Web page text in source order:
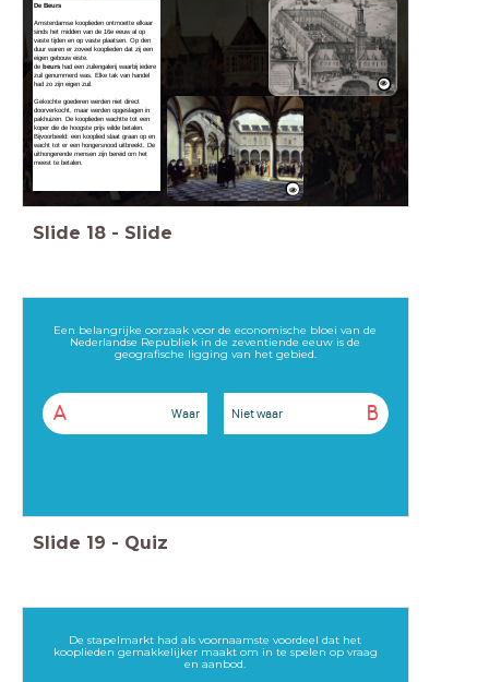
De Beurs
Amsterdamse kooplieden ontmoette elkaar
sinds het midden van de 16e eeuw al op
vaste tijden en op vaste plaatsen. Op den
duur waren er zoveel kooplieden dat zij een
eigen gebouw eiste.
debeurshad een zuilengalerij waarbij iedere
zuil genummerd was. Elke tak van handel
had zo zijn eigen zuil.
Gekochte goederen werden niet direct
doorverkocht, maar werden opgeslagen in
pakhuizen. De kooplieden wachtte tot een
koper die de hoogste prijs wilde betalen.
Bijvoorbeeld: een kooplied slaat graan op en
wacht tot er een hongersnood uitbreekt. De
uithongerende mensen zijn bereid om het
meest te betalen.
Slide 18 - Slide
Een belangrijke oorzaak voor de economische bloei van de
Nederlandse Republiek in de zeventiende eeuw is de
geografische ligging van het gebied.
A Waar B
Niet waar
Slide 19 - Quiz
De stapelmarkt had als voornaamste voordeel dat het
kooplieden gemakkelijker maakt om in te spelen op vraag
en aanbod.